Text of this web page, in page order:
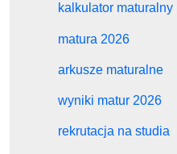
kalkulator maturalny
matura 2026
arkusze maturalne
wyniki matur 2026
rekrutacja na studia